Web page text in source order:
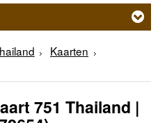
Kaarten
751 Thailand |